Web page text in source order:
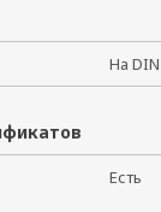
На
Есть